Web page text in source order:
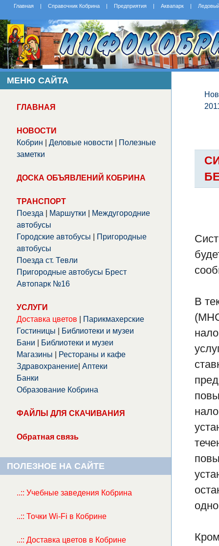
Главная | Справочник Кобрина | Предприятия | Аквапарк |
МЕНЮ САЙТА
ГЛАВНАЯ
НОВОСТИ
Кобрин
Деловые новости
Полезные
заметки
ДОСКА ОБЪЯВЛЕНИЙ КОБРИНА
ТРАНСПОРТ
Поезда
Маршутки
Междугородние
автобусы
Городские автобусы
Пригородные
автобусы
Поезда ст. Тевли
Пригородные автобусы Брест
Автопарк №16
УСЛУГИ
Доставка цветов
Парикмахерские
Гостиницы
Библиотеки и музеи
Бани
Библиотеки и музеи
Магазины
Рестораны и кафе
Здравохранение Аптеки
Банки
Образование Кобрина
ФАЙЛЫ ДЛЯ СКАЧИВАНИЯ
Обратная связь
ПОЛЕЗНОЕ НА САЙТЕ
..:: Учебные заведения Кобрина
..:: Точки Wi-Fi в Кобрине
..:: Доставка цветов в Кобрине
В